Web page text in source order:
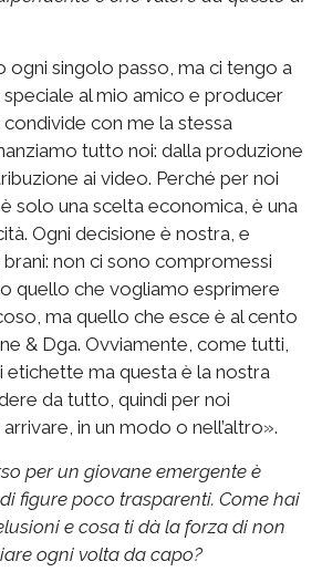
ogni singolo passo, ma ci tengo a
al mio amico e producer
con me la stessa
tutto noi: dalla produzione
ai video. Perché per noi
è solo una scelta economica, è una
Ogni decisione è nostra, e
non ci sono compromessi
quello che vogliamo esprimere
ma quello che esce è al cento
& Dga. Ovviamente, come tutti,
etichette ma questa è la nostra
da tutto, quindi per noi
in un modo o nell’altro».
per un giovane emergente è
figure poco trasparenti. Come hai
e cosa ti dà la forza di non
ogni volta da capo?